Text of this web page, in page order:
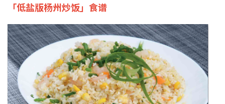
「低盐版杨州炒饭」食谱